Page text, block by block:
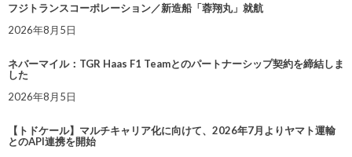
フジトランスコーポレーション／新造船「蓉翔丸」就航
2026年8月5日
ネバーマイル：TGR Haas F1 Teamとのパートナーシップ契約を締結しま
した
2026年8月5日
【トドケール】マルチキャリア化に向けて、2026年7月よりヤマト運輸
とのAPI連携を開始